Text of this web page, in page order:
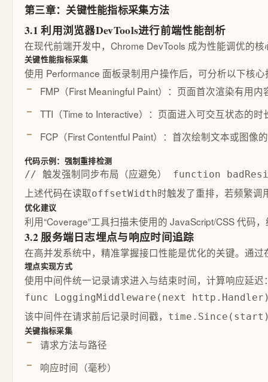
第三章：关键性能指标采集方法
3.1 利用浏览器DevTools进行前端性能剖析
在现代前端开发中，Chrome DevTools 成为性能调优的
关键性能指标采集
使用 Performance 面板录制用户操作后，可分析以下核心
FMP（First Meaningful Paint）：页面首次渲染有用内
TTI（Time to Interactive）：页面进入可交互状态的时
FCP（First Contentful Paint）：首次绘制文本或图像
代码示例：强制重排检测
// 触发强制同步布局（应避免） function
上述代码在读取offsetWidth时触发了重排，若频繁调
优化建议
利用“Coverage”工具扫描未使用的 JavaScript/CSS 代码
3.2 服务端日志埋点与响应时间追踪
在高并发系统中，精准掌握接口性能是优化的关键。通
埋点实现方式
使用中间件统一记录请求进入与结束时间，计算响应延迟
func LoggingMiddleware(next
该中间件在请求前后记录时间戳，
关键指标采集
请求方法与路径
响应时间（毫秒）